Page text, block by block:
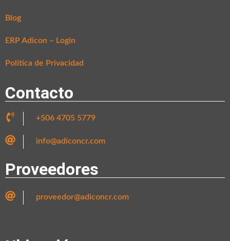
Blog
ERP Adicon – Login
Política de Privacidad
Contacto
+506 4705 5779
info@adiconcr.com
Proveedores
proveedor@adiconcr.com